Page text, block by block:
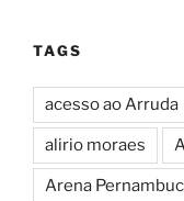
TAGS
acesso ao Arruda
alirio moraes
Arena